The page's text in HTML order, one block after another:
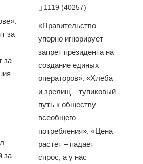
за
за
за
1119 (40257)
«Правительство
упорно игнорирует
запрет президента на
создание единых
операторов». «Хлеба
и зрелищ – тупиковый
путь к обществу
всеобщего
потребления». «Цена
растет – падает
спрос, а у нас